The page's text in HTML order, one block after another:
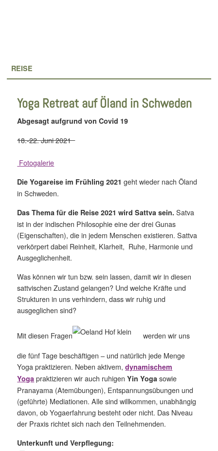
REISE
Yoga Retreat auf Öland in Schweden
Abgesagt aufgrund von Covid 19
18.-22. Juni 2021
Fotogalerie
Die Yogareise im Frühling 2021geht wieder nach Öland
in Schweden.
Das Thema für die Reise 2021 wird Sattva sein.Satva
ist in der indischen Philosophie eine der drei Gunas
(Eigenschaften), die in jedem Menschen existieren. Sattva
verkörpert dabei Reinheit, Klarheit, Ruhe, Harmonie und
Ausgeglichenheit.
Was können wir tun bzw. sein lassen, damit wir in diesen
sattvischen Zustand gelangen? Und welche Kräfte und
Strukturen in uns verhindern, dass wir ruhig und
ausgeglichen sind?
Mit diesen Fragen
werden wir uns
die fünf Tage beschäftigen – und natürlich jede Menge
Yoga praktizieren. Neben aktivem,dynamischem
Yoga praktizieren wir auch ruhigenYin Yoga sowie
Pranayama (Atemübungen), Entspannungsübungen und
(geführte) Mediationen. Alle sind willkommen, unabhängig
davon, ob Yogaerfahrung besteht oder nicht. Das Niveau
der Praxis richtet sich nach den Teilnehmenden.
Unterkunft und Verpflegung: